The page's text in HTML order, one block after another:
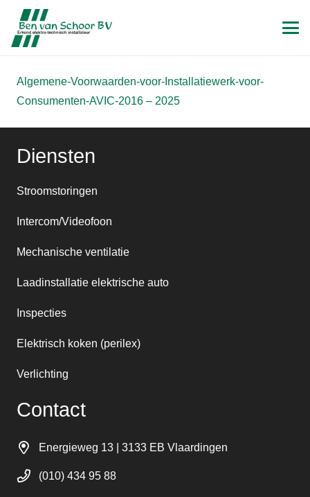
Algemene-Voorwaarden-voor-Installatiewerk-voor-
Consumenten-AVIC-2016 – 2025
Diensten
Stroomstoringen
Intercom/Videofoon
Mechanische ventilatie
Laadinstallatie elektrische auto
Inspecties
Elektrisch koken (perilex)
Verlichting
Contact
Energieweg 13 | 3133 EB Vlaardingen
(010) 434 95 88